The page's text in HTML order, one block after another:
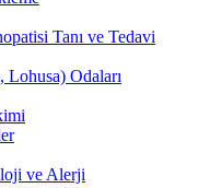
Tanı ve Tedavi
Odaları
ve Alerji